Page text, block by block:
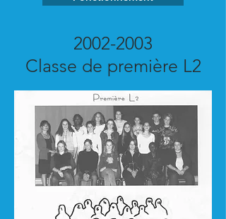
2002-2003
Classe de première L2